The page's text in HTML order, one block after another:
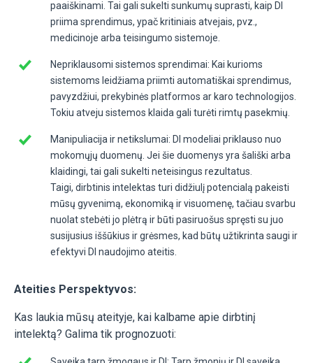
paaiškinami. Tai gali sukelti sunkumų suprasti, kaip DI
priima sprendimus, ypač kritiniais atvejais, pvz.,
medicinoje arba teisingumo sistemoje.
Nepriklausomi sistemos sprendimai: Kai kurioms
sistemoms leidžiama priimti automatiškai sprendimus,
pavyzdžiui, prekybinės platformos ar karo technologijos.
Tokiu atveju sistemos klaida gali turėti rimtų pasekmių.
Manipuliacija ir netikslumai: DI modeliai priklauso nuo
mokomųjų duomenų. Jei šie duomenys yra šališki arba
klaidingi, tai gali sukelti neteisingus rezultatus.
Taigi, dirbtinis intelektas turi didžiulį potencialą pakeisti
mūsų gyvenimą, ekonomiką ir visuomenę, tačiau svarbu
nuolat stebėti jo plėtrą ir būti pasiruošus spręsti su juo
susijusius iššūkius ir grėsmes, kad būtų užtikrinta saugi ir
efektyvi DI naudojimo ateitis.
Ateities Perspektyvos:
Kas laukia mūsų ateityje, kai kalbame apie dirbtinį
intelektą? Galima tik prognozuoti: